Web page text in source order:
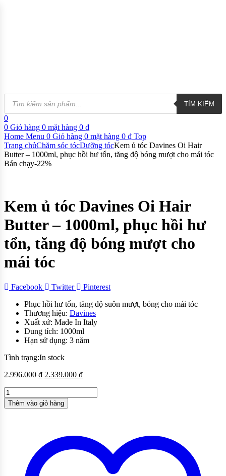
TÌM KIẾM
0
0 Giỏ hàng 0 mặt hàng 0 ₫
Home Menu 0 Giỏ hàng 0 mặt hàng 0 ₫ Top
Trang chủChăm sóc tócDưỡng tócKem ủ tóc Davines Oi Hair
Butter – 1000ml, phục hồi hư tổn, tăng độ bóng mượt cho mái tóc
Bán chạy-22%
Kem ủ tóc Davines Oi Hair
Butter – 1000ml, phục hồi hư
tổn, tăng độ bóng mượt cho
mái tóc
Facebook Twitter
Pinterest
Phục hồi hư tổn, tăng độ suôn mượt, bóng cho mái tóc
Thương hiệu: Davines
Xuất xứ: Made In Italy
Dung tích: 1000ml
Hạn sử dụng: 3 năm
Tình trạng:In stock
2.996.000₫ 2.339.000 ₫
Thêm vào giỏ hàng